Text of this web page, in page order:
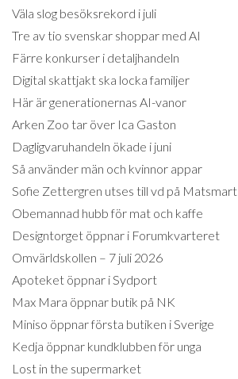
Väla slog besöksrekord i juli
Tre av tio svenskar shoppar med AI
Färre konkurser i detaljhandeln
Digital skattjakt ska locka familjer
Här är generationernas AI-vanor
Arken Zoo tar över Ica Gaston
Dagligvaruhandeln ökade i juni
Så använder män och kvinnor appar
Sofie Zettergren utses till vd på Matsmart
Obemannad hubb för mat och kaffe
Designtorget öppnar i Forumkvarteret
Omvärldskollen – 7 juli 2026
Apoteket öppnar i Sydport
Max Mara öppnar butik på NK
Miniso öppnar första butiken i Sverige
Kedja öppnar kundklubben för unga
Lost in the supermarket